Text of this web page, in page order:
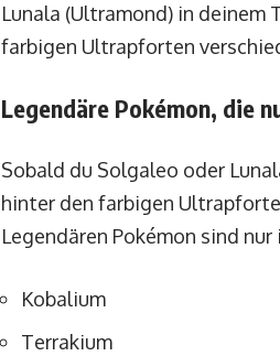
Lunala (Ultramond) in deinem
farbigen Ultrapforten
Legendäre Pokémon, die
Sobald du Solgaleo oder
hinter den farbigen
Legendären Pokémon sind
Kobalium
Terrakium